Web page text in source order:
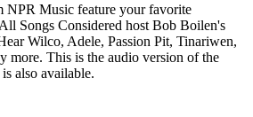
NPR Music feature your favorite
Songs Considered host Bob Boilen's
Wilco, Adele, Passion Pit, Tinariwen,
more. This is the audio version of the
also available.